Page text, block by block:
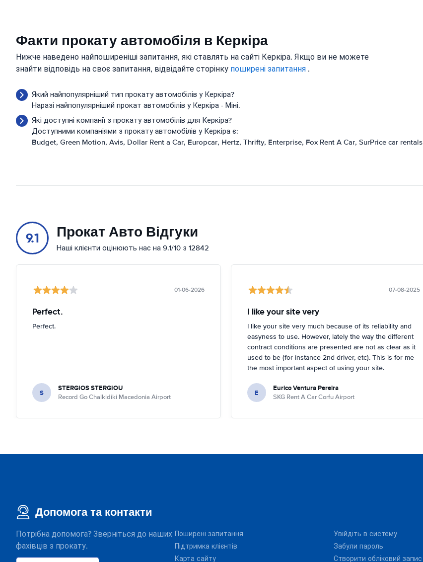
Факти прокату автомобіля в Керкіра
Нижче наведено найпоширеніші запитання, які ставлять на сайті Керкіра. Якщо ви не можете
знайти відповідь на своє запитання, відвідайте сторінку поширені запитання .
Який найпопулярніший тип прокату автомобілів у Керкіра?
Наразі найпопулярніший прокат автомобілів у Керкіра - Міні.
Які доступні компанії з прокату автомобілів для Керкіра?
Доступними компаніями з прокату автомобілів у Керкіра є:
Budget Green Motion Avis Dollar Rent a Car Europcar Hertz Thrifty Enterprise Fox Rent A Car SurPrice car rentals
9.1 Прокат Авто Відгуки
Наші клієнти оцінюють нас на 9.1/10 з 12842
01-06-2026
Perfect.
Perfect.
S STERGIOS STERGIOU
Record Go Chalkidiki Macedonia Airport
07-08-2025
I like your site very
I like your site very much because of its reliability and
easyness to use. However, lately the way the different
contract conditions are presented are not as clear as it
used to be (for instance 2nd driver, etc). This is for me
the most important aspect of using your site.
E Eurico Ventura Pereira
SKG Rent A Car Corfu Airport
Допомога та контакти
Потрібна допомога? Зверніться до наших
фахівців з прокату.
Поширені запитання
Підтримка клієнтів
Карта сайту
Увійдіть в систему
Забули пароль
Створити обліковий запис